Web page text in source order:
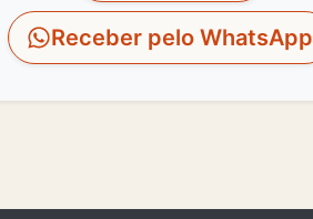
Receber pelo WhatsApp